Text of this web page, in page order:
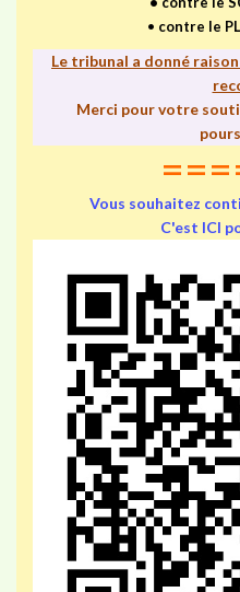
• contre le
Le tribunal a donné
Merci pour votre
Vous souhaitez
C'est ICI